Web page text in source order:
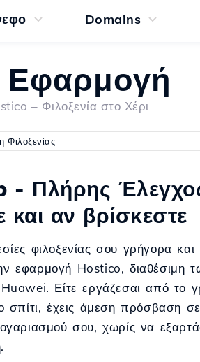
Domains
– Φιλοξενία στο Χέρι
Φιλοξενίας
- Πλήρης
αν βρίσκεστε
φιλοξενίας σου γρήγορα και
εφαρμογή Hostico, διαθέσιμη
Είτε εργάζεσαι από το
σπίτι, έχεις άμεση πρόσβαση
σου, χωρίς να